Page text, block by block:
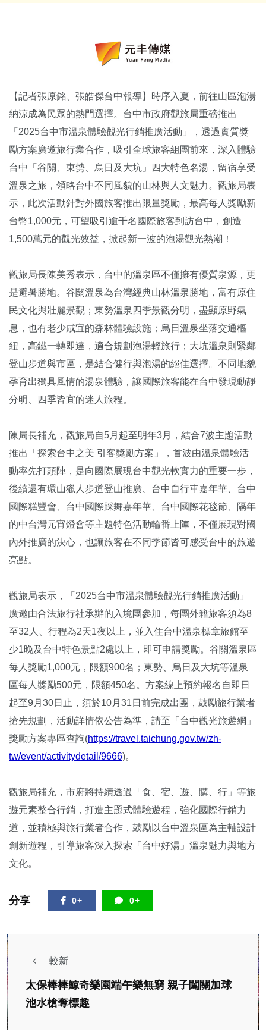
【記者張原銘、張皓傑台中報導】時序入夏，前往山區泡湯
納涼成為民眾的熱門選擇。台中市政府觀旅局重磅推出
「2025台中市溫泉體驗觀光行銷推廣活動」，透過實質獎
勵方案廣邀旅行業合作，吸引全球旅客組團前來，深入體驗
台中「谷關、東勢、烏日及大坑」四大特色名湯，留宿享受
溫泉之旅，領略台中不同風貌的山林與人文魅力。觀旅局表
示，此次活動針對外國旅客推出限量獎勵，最高每人獎勵新
台幣1,000元，可望吸引逾千名國際旅客到訪台中，創造
1,500萬元的觀光效益，掀起新一波的泡湯觀光熱潮！
觀旅局長陳美秀表示，台中的溫泉區不僅擁有優質泉源，更
是避暑勝地。谷關溫泉為台灣經典山林溫泉勝地，富有原住
民文化與壯麗景觀；東勢溫泉四季景觀分明，盡顯原野氣
息，也有老少咸宜的森林體驗設施；烏日溫泉坐落交通樞
紐，高鐵一轉即達，適合規劃泡湯輕旅行；大坑溫泉則緊鄰
登山步道與市區，是結合健行與泡湯的絕佳選擇。不同地貌
孕育出獨具風情的湯泉體驗，讓國際旅客能在台中發現動靜
分明、四季皆宜的迷人旅程。
陳局長補充，觀旅局自5月起至明年3月，結合7波主題活動
推出「探索台中之美 引客獎勵方案」，首波由溫泉體驗活
動率先打頭陣，是向國際展現台中觀光軟實力的重要一步，
後續還有環山獵人步道登山推廣、台中自行車嘉年華、台中
國際糕豐會、台中國際踩舞嘉年華、台中國際花毯節、隔年
的中台灣元宵燈會等主題特色活動輪番上陣，不僅展現對國
內外推廣的決心，也讓旅客在不同季節皆可感受台中的旅遊
亮點。
觀旅局表示，「2025台中市溫泉體驗觀光行銷推廣活動」
廣邀由合法旅行社承辦的入境團參加，每團外籍旅客須為8
至32人、行程為2天1夜以上，並入住台中溫泉標章旅館至
少1晚及台中特色景點2處以上，即可申請獎勵。谷關溫泉區
每人獎勵1,000元，限額900名；東勢、烏日及大坑等溫泉
區每人獎勵500元，限額450名。方案線上預約報名自即日
起至9月30日止，須於10月31日前完成出團，鼓勵旅行業者
搶先規劃，活動詳情依公告為準，請至「台中觀光旅遊網」
獎勵方案專區查詢(https://travel.taichung.gov.tw/zh-
tw/event/activitydetail/9666)。
觀旅局補充，市府將持續透過「食、宿、遊、購、行」等旅
遊元素整合行銷，打造主題式體驗遊程，強化國際行銷力
道，並積極與旅行業者合作，鼓勵以台中溫泉區為主軸設計
創新遊程，引導旅客深入探索「台中好湯」溫泉魅力與地方
文化。
分享 0+ 0+
較新
太保棒棒鯨奇樂園端午樂無窮 親子闖關加球
池水槍奪標趣